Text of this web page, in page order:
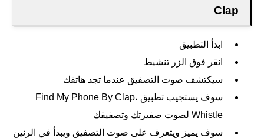
Clap
ابدأ التطبيق
انقر فوق الزر تنشيط
سيكتشف صوت التصفيق عندما تجد هاتفك
سوف يستجيب تطبيق Find My Phone By Clap،
Whistle لصوت صفيرتك وتصفيقك
سوف يميز ويتعرف على صوت التصفيق ويبدأ في الرنين